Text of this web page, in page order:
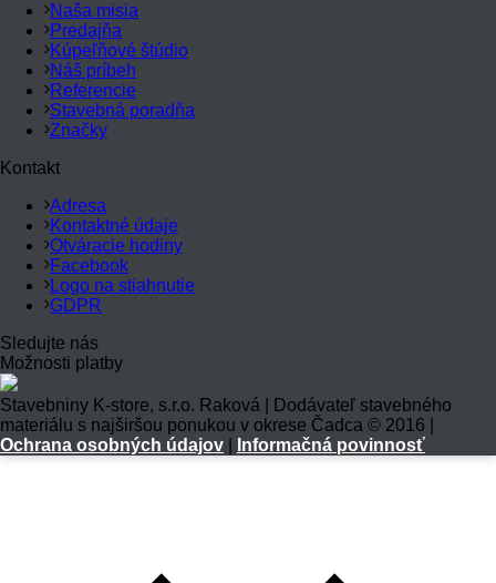
Naša misia
Predajňa
Kúpeľňové štúdio
Náš príbeh
Referencie
Stavebná poradňa
Značky
Kontakt
Adresa
Kontaktné údaje
Otváracie hodiny
Facebook
Logo na stiahnutie
GDPR
Sledujte nás
Možnosti platby
Stavebniny K-store, s.r.o. Raková | Dodávateľ stavebného
materiálu s najširšou ponukou v okrese Čadca © 2016 |
Ochrana osobných údajov
Informačná povinnosť